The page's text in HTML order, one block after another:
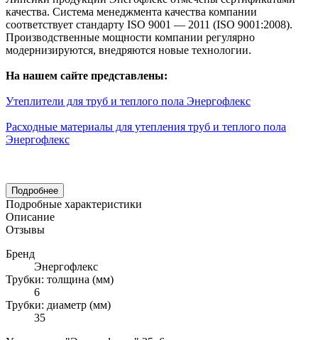
качества. Система менеджмента качества компании
соответствует стандарту ISO 9001 — 2011 (ISO 9001:2008).
Производственные мощности компании регулярно
модернизируются, внедряются новые технологии.
На нашем сайте представлены:
Утеплители для труб и теплого пола Энергофлекс
Расходные материалы для утепления труб и теплого пола
Энергофлекс
Подробнее
Подробные характеристики
Описание
Отзывы
Бренд
Энергофлекс
Трубки: толщина (мм)
6
Трубки: диаметр (мм)
35